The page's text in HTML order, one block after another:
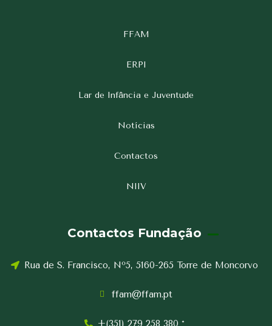
FFAM
ERPI
Lar de Infância e Juventude
Notícias
Contactos
NIIV
Contactos Fundação
Rua de S. Francisco, Nº5, 5160-265 Torre de Moncorvo
ffam@ffam.pt
+(351) 279 258 380 *